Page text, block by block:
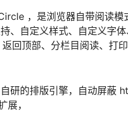
，是浏览器自带阅读模
、自定义样式、自定义字
回顶部、分栏目阅读、打
研的排版引擎，自动屏蔽
，